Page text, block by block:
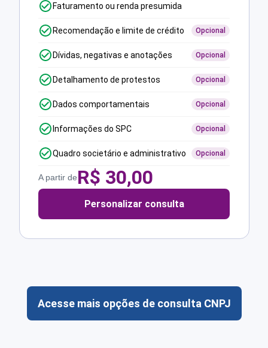
Faturamento ou renda presumida
Recomendação e limite de crédito Opcional
Dívidas, negativas e anotações Opcional
Detalhamento de protestos Opcional
Dados comportamentais Opcional
Informações do SPC Opcional
Quadro societário e administrativo Opcional
A partir deR$ 30,00
Personalizar consulta
Acesse mais opções de consulta CNPJ